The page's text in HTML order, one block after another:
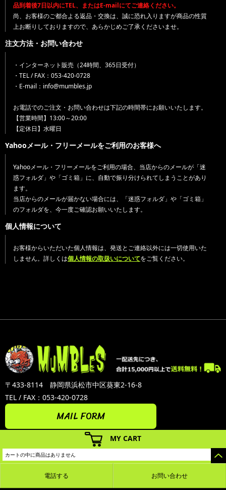
MY CART
カートの中に商品はありません
品到着後7日以内にTEL、またはE-mailにてご連絡ください。
尚、お客様のご都合よる返品・交換は、誠に恐れ入りますが商品の性質
上お断りしておりますので、あらかじめご了承くださいませ。
注文方法・お問い合わせ
・インターネット販売（24時間、365日受付）
・TEL / FAX：053-420-0728
・E-mail：info@mumbles.jp
お電話でのご注文・お問い合わせは下記の時間帯にお願いいたします。
【営業時間】13:00～20:00
【定休日】水曜日
Yahooメール・フリーメールをご利用のお客様へ
Yahooメール・フリーメールをご利用の場合、当店からのメールが「迷
惑フォルダ」や「ゴミ箱」に、自動で振り分けられてしまうことがあり
ます。
当店からのメールが届かない場合には、「迷惑フォルダ」や「ゴミ箱」
のフォルダを、今一度ご確認お願いいたします。
個人情報について
お客様からいただいた個人情報は、発送とご連絡以外には一切使用いた
しません。詳しくは個人情報の取扱いについてをご覧ください。
〒433-8114 静岡県浜松市中区葵東2-16-8
TEL / FAX：053-420-0728
MAIL FORM
カラーミーショップ Copyright (C) 2005-2026 GMOペパボ株式会社All Rights Reserved.
電話する お問い合わせ